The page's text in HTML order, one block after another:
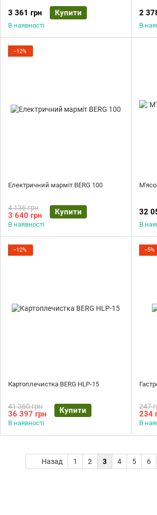
3 361 грн Купити
В наявності
2
В
−12%
Електричний марміт BERG 100
4 136 грн
3 640 грн Купити
В наявності
32
В
−12%
Картоплечистка BERG HLP-15
41 360 грн
36 397 грн Купити
В наявності
−5%
247
234
В
Назад 1 2 3 4 5 6